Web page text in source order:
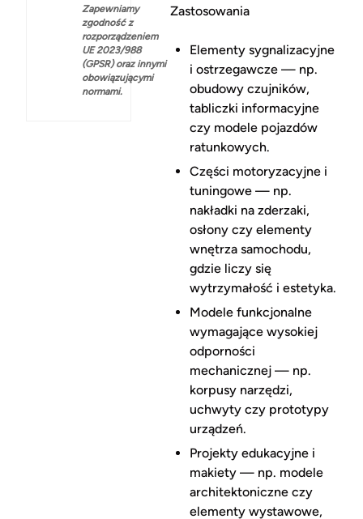
Zapewniamy
zgodność z
rozporządzeniem
UE 2023/988
(GPSR) oraz innymi
obowiązującymi
normami.
Zastosowania
Elementy sygnalizacyjne
i ostrzegawcze — np.
obudowy czujników,
tabliczki informacyjne
czy modele pojazdów
ratunkowych.
Części motoryzacyjne i
tuningowe — np.
nakładki na zderzaki,
osłony czy elementy
wnętrza samochodu,
gdzie liczy się
wytrzymałość i estetyka.
Modele funkcjonalne
wymagające wysokiej
odporności
mechanicznej — np.
korpusy narzędzi,
uchwyty czy prototypy
urządzeń.
Projekty edukacyjne i
makiety — np. modele
architektoniczne czy
elementy wystawowe,